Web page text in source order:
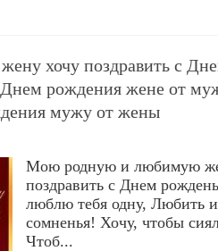
хочу поздравить с
Днем рождения жене от
мужу от жены
Мою родную и любимую
поздравить с Днем
люблю тебя одну, Любить и
сомненья! Хочу, чтобы
Чтоб...